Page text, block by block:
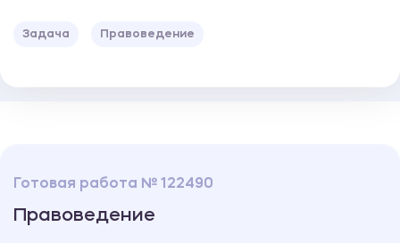
Задача Правоведение
Готовая работа № 122490
Правоведение